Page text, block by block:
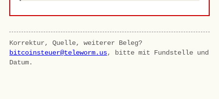
Korrektur, Quelle, weiterer Beleg?
bitcoinsteuer@teleworm.us, bitte mit Fundstelle und
Datum.